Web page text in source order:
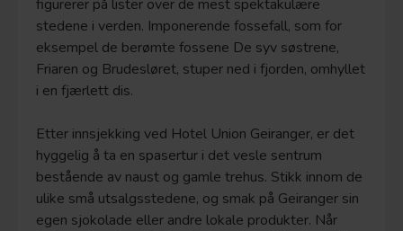
figurerer på lister over de mest spektakulære
stedene i verden. Imponerende fossefall, som for
eksempel de berømte fossene De syv søstrene,
Friaren og Brudesløret, stuper ned i fjorden, omhyllet
i en fjærlett dis.
Etter innsjekking ved Hotel Union Geiranger, er det
hyggelig å ta en spasertur i det vesle sentrum
bestående av naust og gamle trehus. Stikk innom de
ulike små utsalgsstedene, og smak på Geiranger sin
egen sjokolade eller andre lokale produkter. Når